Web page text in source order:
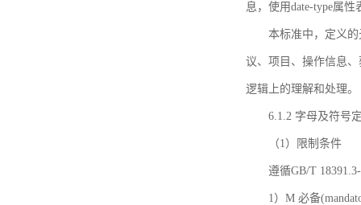
息，使用date-type属
本标准中，定义
议、项目、操作信息
逻辑上的理解和处理。
6.1.2 字母及符号
（1）限制条件
遵循GB/T
1）M 必备